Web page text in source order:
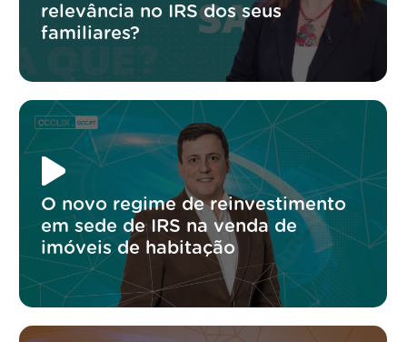
relevância no IRS dos seus
familiares?
O novo regime de reinvestimento
em sede de IRS na venda de
imóveis de habitação